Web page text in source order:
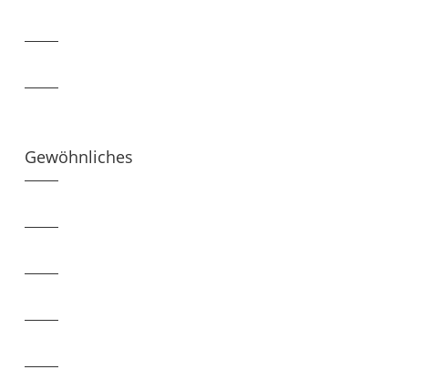
Gewöhnliches